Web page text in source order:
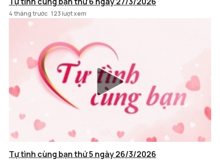
4 tháng trước 123 lượt xem
Tự tình cùng bạn thứ 5 ngày 26/3/2026